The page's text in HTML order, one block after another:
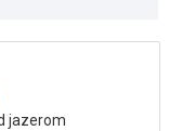
jazerom